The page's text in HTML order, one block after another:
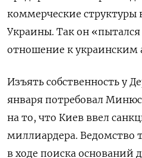
коммерческие структуры
Украины. Так он «пытался
отношение к украинским
Изъять собственность у
января потребовал
на то, что Киев ввел
миллиардера. Ведомство
в ходе поиска оснований